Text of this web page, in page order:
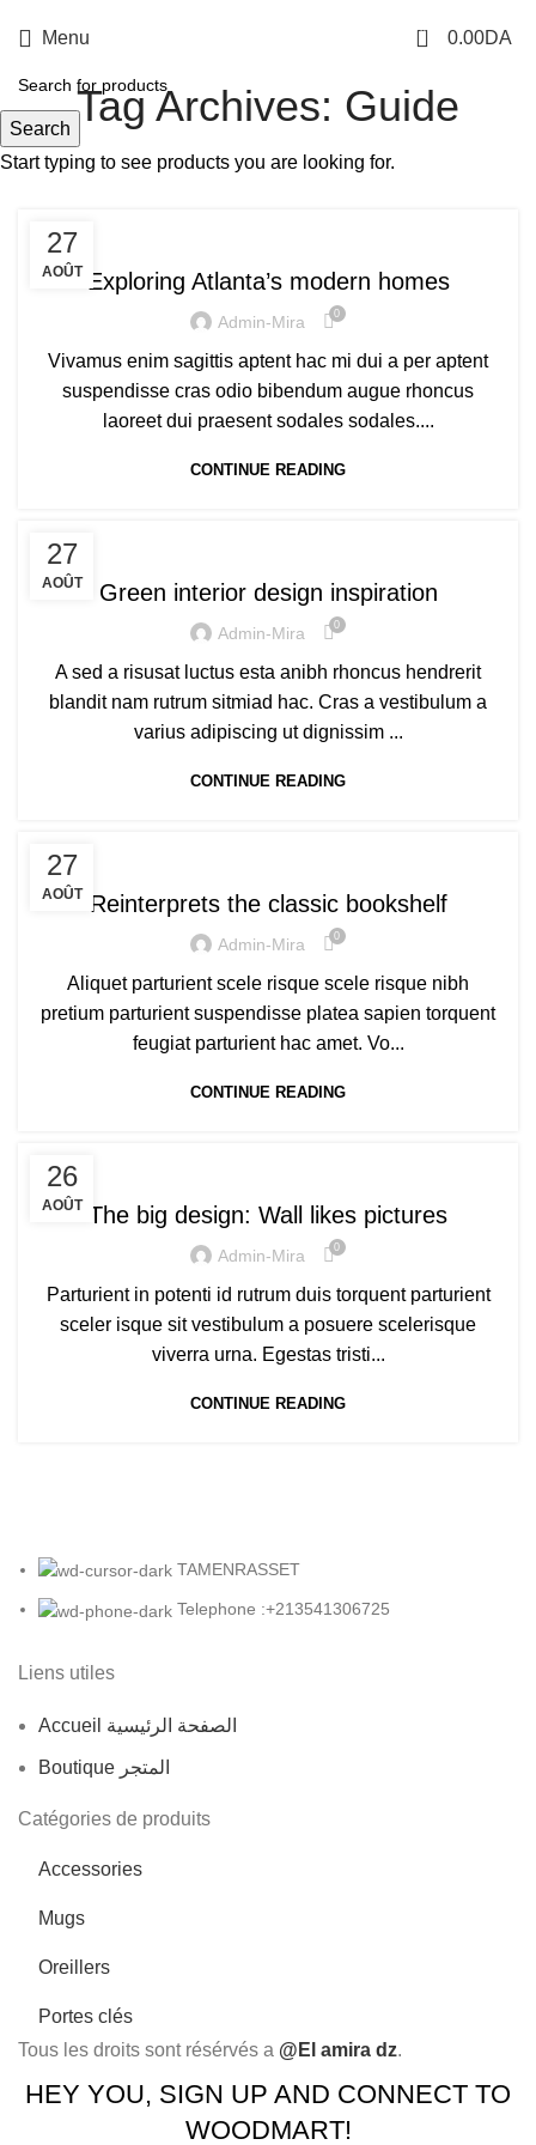
Menu 0 0.00DA
Tag Archives: Guide
27
AOÛT Exploring Atlanta’s modern homes
Admin-Mira 0
Vivamus enim sagittis aptent hac mi dui a per aptent
suspendisse cras odio bibendum augue rhoncus
laoreet dui praesent sodales sodales....
CONTINUE READING
27
AOÛT Green interior design inspiration
Admin-Mira 0
A sed a risusat luctus esta anibh rhoncus hendrerit
blandit nam rutrum sitmiad hac. Cras a vestibulum a
varius adipiscing ut dignissim ...
CONTINUE READING
27
AOÛT Reinterprets the classic bookshelf
Admin-Mira 0
Aliquet parturient scele risque scele risque nibh
pretium parturient suspendisse platea sapien torquent
feugiat parturient hac amet. Vo...
CONTINUE READING
26
AOÛT The big design: Wall likes pictures
Admin-Mira 0
Parturient in potenti id rutrum duis torquent parturient
sceler isque sit vestibulum a posuere scelerisque
viverra urna. Egestas tristi...
CONTINUE READING
TAMENRASSET
Telephone :+213541306725
Liens utiles
Accueil الصفحة الرئيسية
Boutique المتجر
Catégories de produits
Accessories
Mugs
Oreillers
Portes clés
Tous les droits sont résérvés a @El amira dz.
HEY YOU, SIGN UP AND CONNECT TO
WOODMART!
Search
Start typing to see products you are looking for.